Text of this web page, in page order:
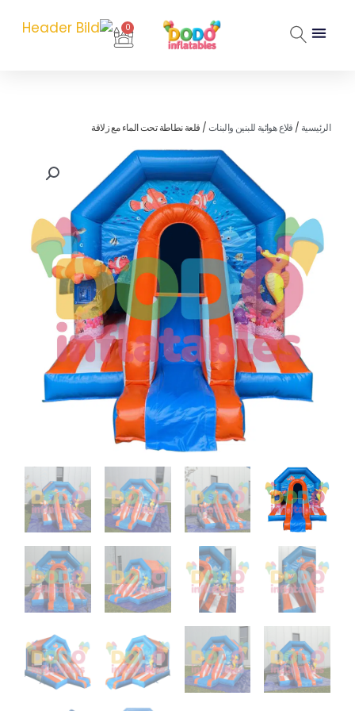
المحتوى
0
Cart
الرئيسية / قلاع هوائية للبنين والبنات/ قلعة نطاطة تحت الماء مع زلاقة